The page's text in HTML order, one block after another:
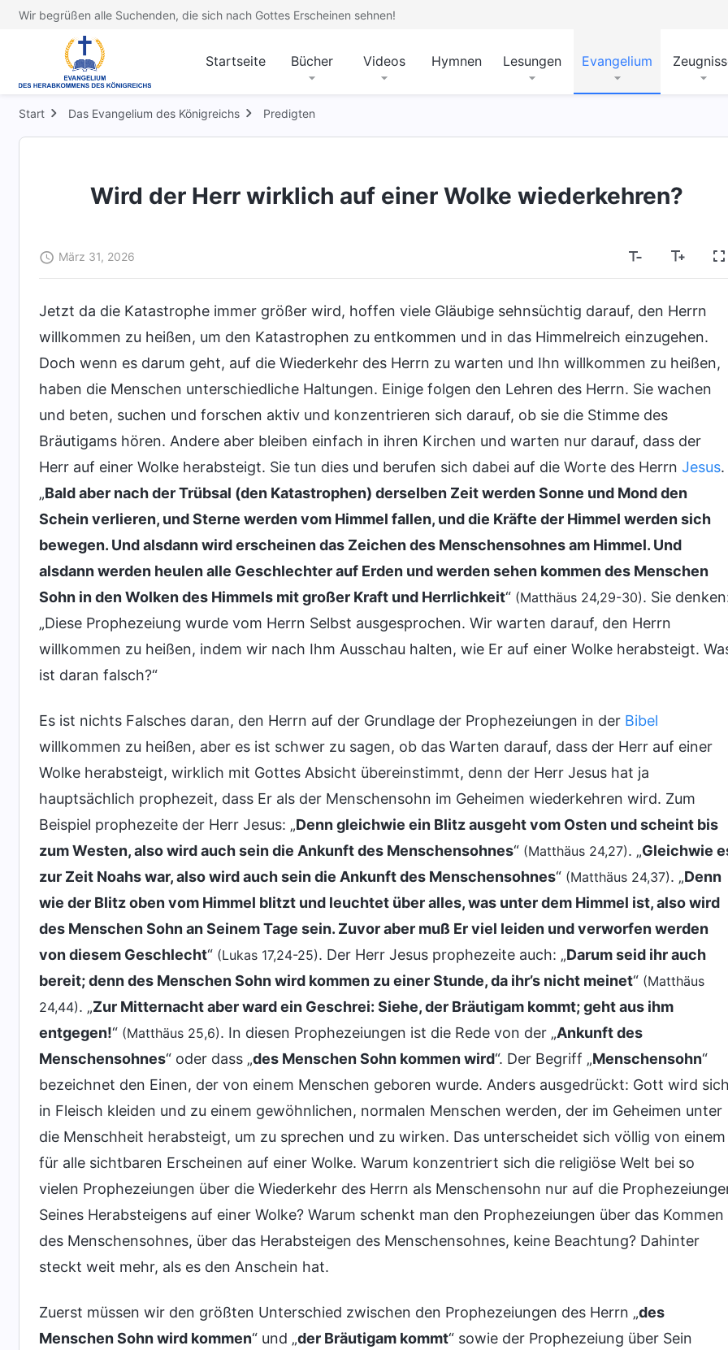
Wir begrüßen alle Suchenden, die sich nach Gottes Erscheinen sehnen!
Startseite Bücher Videos Hymnen Lesungen Evangelium
Start Das Evangelium des Königreichs Predigten
Wird der Herr wirklich auf einer Wolke wiederkehren?
März 31, 2026
Jetzt da die Katastrophe immer größer wird, hoffen viele Gläubige sehnsüchtig darauf, den Herrn
willkommen zu heißen, um den Katastrophen zu entkommen und in das Himmelreich einzugehen.
Doch wenn es darum geht, auf die Wiederkehr des Herrn zu warten und Ihn willkommen zu heißen,
haben die Menschen unterschiedliche Haltungen. Einige folgen den Lehren des Herrn. Sie wachen
und beten, suchen und forschen aktiv und konzentrieren sich darauf, ob sie die Stimme des
Bräutigams hören. Andere aber bleiben einfach in ihren Kirchen und warten nur darauf, dass der
Herr auf einer Wolke herabsteigt. Sie tun dies und berufen sich dabei auf die Worte des Herrn Jesus.
„Bald aber nach der Trübsal (den Katastrophen) derselben Zeit werden Sonne und Mond den
Schein verlieren, und Sterne werden vom Himmel fallen, und die Kräfte der Himmel werden sich
bewegen. Und alsdann wird erscheinen das Zeichen des Menschensohnes am Himmel. Und
alsdann werden heulen alle Geschlechter auf Erden und werden sehen kommen des Menschen
Sohn in den Wolken des Himmels mit großer Kraft und Herrlichkeit“ (Matthäus 24,29-30). Sie
„Diese Prophezeiung wurde vom Herrn Selbst ausgesprochen. Wir warten darauf, den Herrn
willkommen zu heißen, indem wir nach Ihm Ausschau halten, wie Er auf einer Wolke herabsteigt.
ist daran falsch?“
Es ist nichts Falsches daran, den Herrn auf der Grundlage der Prophezeiungen in der Bibel
willkommen zu heißen, aber es ist schwer zu sagen, ob das Warten darauf, dass der Herr auf einer
Wolke herabsteigt, wirklich mit Gottes Absicht übereinstimmt, denn der Herr Jesus hat ja
hauptsächlich prophezeit, dass Er als der Menschensohn im Geheimen wiederkehren wird. Zum
Beispiel prophezeite der Herr Jesus: „Denn gleichwie ein Blitz ausgeht vom Osten und scheint bis
zum Westen, also wird auch sein die Ankunft des Menschensohnes“ (Matthäus 24,27). „Gleichwie
zur Zeit Noahs war, also wird auch sein die Ankunft des Menschensohnes“ (Matthäus 24,37). „Denn
wie der Blitz oben vom Himmel blitzt und leuchtet über alles, was unter dem Himmel ist, also wird
des Menschen Sohn an Seinem Tage sein. Zuvor aber muß Er viel leiden und verworfen werden
von diesem Geschlecht“ (Lukas 17,24-25). Der Herr Jesus prophezeite auch: „Darum seid ihr auch
bereit; denn des Menschen Sohn wird kommen zu einer Stunde, da ihr’s nicht meinet“ (Matthäus
24,44). „Zur Mitternacht aber ward ein Geschrei: Siehe, der Bräutigam kommt; geht aus ihm
entgegen!“ (Matthäus 25,6). In diesen Prophezeiungen ist die Rede von der „Ankunft des
Menschensohnes“ oder dass „des Menschen Sohn kommen wird“. Der Begriff „Menschensohn“
bezeichnet den Einen, der von einem Menschen geboren wurde. Anders ausgedrückt: Gott wird sich
in Fleisch kleiden und zu einem gewöhnlichen, normalen Menschen werden, der im Geheimen unter
die Menschheit herabsteigt, um zu sprechen und zu wirken. Das unterscheidet sich völlig von einem
für alle sichtbaren Erscheinen auf einer Wolke. Warum konzentriert sich die religiöse Welt bei so
vielen Prophezeiungen über die Wiederkehr des Herrn als Menschensohn nur auf die
Seines Herabsteigens auf einer Wolke? Warum schenkt man den Prophezeiungen über das Kommen
des Menschensohnes, über das Herabsteigen des Menschensohnes, keine Beachtung? Dahinter
steckt weit mehr, als es den Anschein hat.
Zuerst müssen wir den größten Unterschied zwischen den Prophezeiungen des Herrn „des
Menschen Sohn wird kommen“ und „der Bräutigam kommt“ sowie der Prophezeiung über Sein